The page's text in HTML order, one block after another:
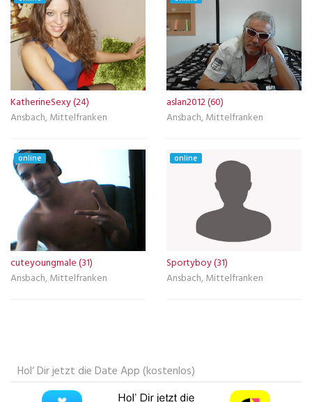
KatherineSexy (24)
Ansbach, Mittelfranken
aslan2012 (60)
Ansbach, Mittelfranken
online
cuteyoungmale (31)
Ansbach, Mittelfranken
online
Sportyboy (31)
Ansbach, Mittelfranken
Hol‘ Dir jetzt die Date App (kostenlos)